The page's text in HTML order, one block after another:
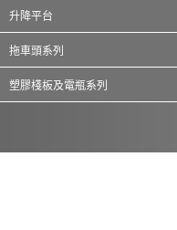
升降平台
拖車頭系列
塑膠棧板及電瓶系列